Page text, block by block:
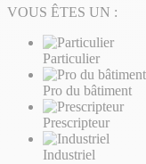
VOUS ÊTES UN :
Particulier
Pro du bâtiment
Prescripteur
Industriel